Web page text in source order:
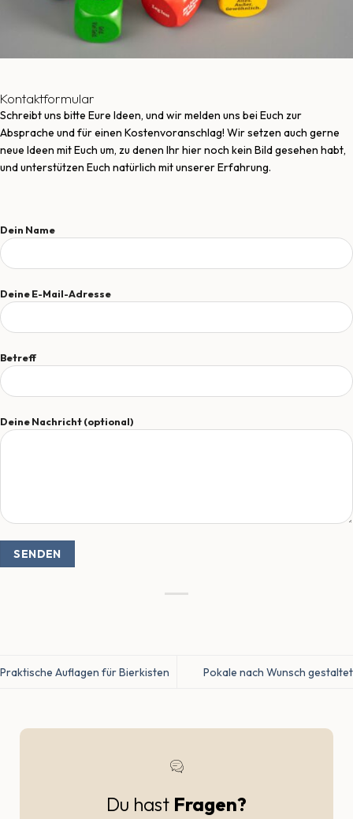
Kontaktformular
Schreibt uns bitte Eure Ideen, und wir melden uns bei Euch zur
Absprache und für einen Kostenvoranschlag! Wir setzen auch gerne
neue Ideen mit Euch um, zu denen Ihr hier noch kein Bild gesehen habt,
und unterstützen Euch natürlich mit unserer Erfahrung.
Dein Name
Deine E-Mail-Adresse
Betreff
Deine Nachricht (optional)
Praktische Auflagen für Bierkisten Pokale nach Wunsch gestaltet
Du hast Fragen?